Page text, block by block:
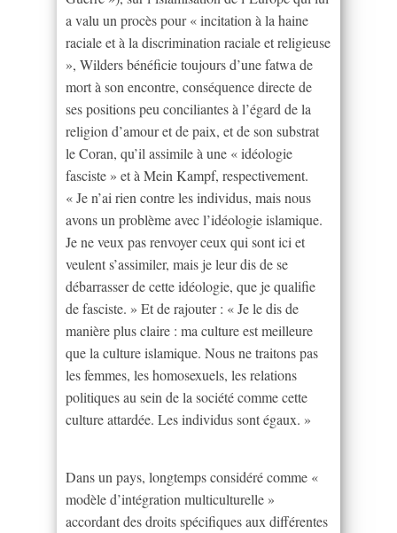
a valu un procès pour « incitation à la haine
raciale et à la discrimination raciale et religieuse
», Wilders bénéficie toujours d’une fatwa de
mort à son encontre, conséquence directe de
ses positions peu conciliantes à l’égard de la
religion d’amour et de paix, et de son substrat
le Coran, qu’il assimile à une « idéologie
fasciste » et à Mein Kampf, respectivement.
« Je n’ai rien contre les individus, mais nous
avons un problème avec l’idéologie islamique.
Je ne veux pas renvoyer ceux qui sont ici et
veulent s’assimiler, mais je leur dis de se
débarrasser de cette idéologie, que je qualifie
de fasciste. » Et de rajouter : « Je le dis de
manière plus claire : ma culture est meilleure
que la culture islamique. Nous ne traitons pas
les femmes, les homosexuels, les relations
politiques au sein de la société comme cette
culture attardée. Les individus sont égaux. »
Dans un pays, longtemps considéré comme «
modèle d’intégration multiculturelle »
accordant des droits spécifiques aux différentes